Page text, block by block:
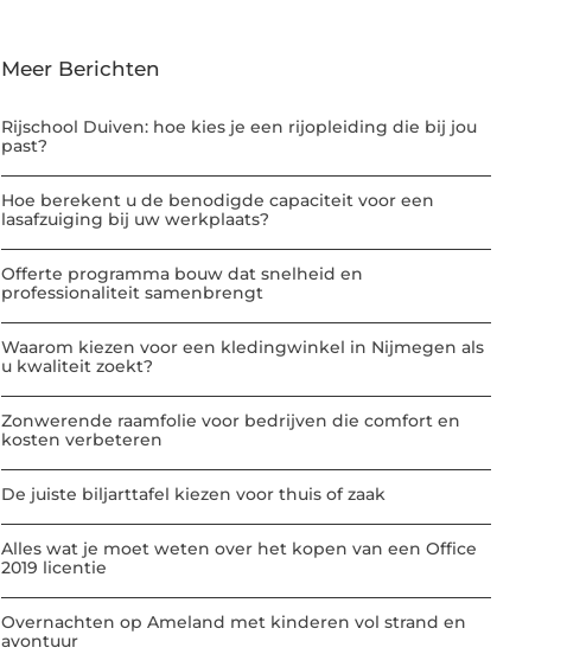
Meer Berichten
Rijschool Duiven: hoe kies je een rijopleiding die bij jou
past?
Hoe berekent u de benodigde capaciteit voor een
lasafzuiging bij uw werkplaats?
Offerte programma bouw dat snelheid en
professionaliteit samenbrengt
Waarom kiezen voor een kledingwinkel in Nijmegen als
u kwaliteit zoekt?
Zonwerende raamfolie voor bedrijven die comfort en
kosten verbeteren
De juiste biljarttafel kiezen voor thuis of zaak
Alles wat je moet weten over het kopen van een Office
2019 licentie
Overnachten op Ameland met kinderen vol strand en
avontuur